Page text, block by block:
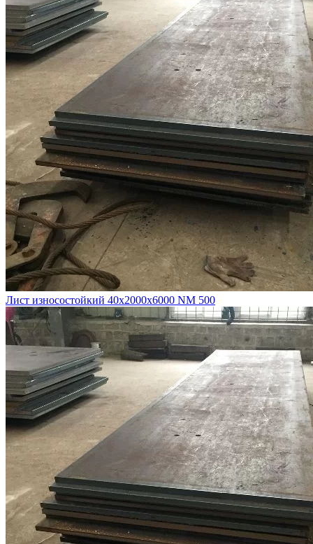
Лист износостойкий 40х2000х6000 NM 500